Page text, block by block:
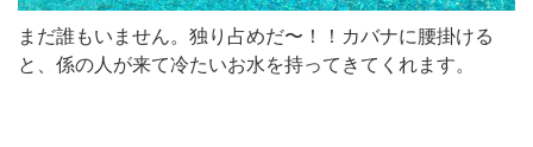
まだ誰もいません。独り占めだ〜！！カバナに腰掛ける
と、係の人が来て冷たいお水を持ってきてくれます。